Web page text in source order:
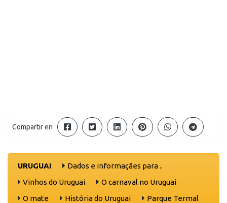
Compartir en
URUGUAI
Dados e informaçães para ..
Vinhos do Uruguai
O carnaval no Uruguai
O mate
História do Uruguai
Parque Termal